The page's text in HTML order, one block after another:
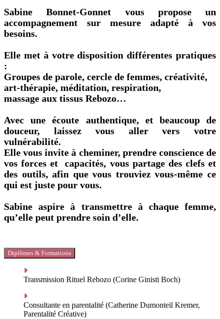
Sabine Bonnet-Gonnet vous propose un
accompagnement sur mesure adapté à vos
besoins.
Elle met à votre disposition différentes pratiques
:
Groupes de parole, cercle de femmes, créativité,
art-thérapie, méditation, respiration,
massage aux tissus Rebozo…
Avec une écoute authentique, et beaucoup de
douceur, laissez vous aller vers votre
vulnérabilité.
Elle vous invite à cheminer, prendre conscience de
vos forces et capacités, vous partage des clefs et
des outils, afin que vous trouviez vous-même ce
qui est juste pour vous.
Sabine aspire à transmettre à chaque femme,
qu’elle peut prendre soin d’elle.
Diplômes & Formations
Transmission Rituel Rebozo (Corine Ginisti Boch)
Consultante en parentalité (Catherine Dumonteil Kremer,
Parentalité Créative)